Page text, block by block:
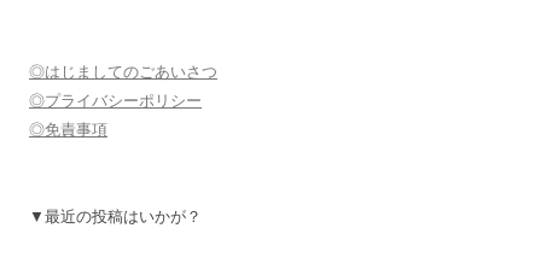
◎はじましてのごあいさつ
◎プライバシーポリシー
◎免責事項
▼最近の投稿はいかが？